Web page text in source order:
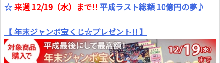
☆来週 12/19（水）まで!! 平成ラスト総額 10億円の夢♪
【 年末ジャンボ宝くじ☆プレゼント!! 】